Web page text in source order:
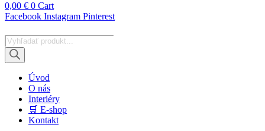
0,00 € 0 Cart
Facebook Instagram Pinterest
Products
search
Úvod
O nás
Interiéry
🛒 E-shop
Kontakt